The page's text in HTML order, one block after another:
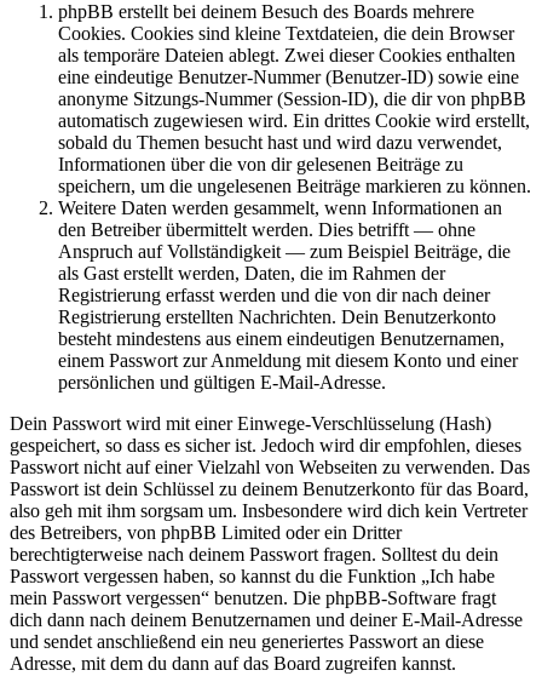
phpBB erstellt bei deinem Besuch des Boards mehrere
Cookies. Cookies sind kleine Textdateien, die dein Browser
als temporäre Dateien ablegt. Zwei dieser Cookies enthalten
eine eindeutige Benutzer-Nummer (Benutzer-ID) sowie eine
anonyme Sitzungs-Nummer (Session-ID), die dir von phpBB
automatisch zugewiesen wird. Ein drittes Cookie wird erstellt,
sobald du Themen besucht hast und wird dazu verwendet,
Informationen über die von dir gelesenen Beiträge zu
speichern, um die ungelesenen Beiträge markieren zu können.
Weitere Daten werden gesammelt, wenn Informationen an
den Betreiber übermittelt werden. Dies betrifft — ohne
Anspruch auf Vollständigkeit — zum Beispiel Beiträge, die
als Gast erstellt werden, Daten, die im Rahmen der
Registrierung erfasst werden und die von dir nach deiner
Registrierung erstellten Nachrichten. Dein Benutzerkonto
besteht mindestens aus einem eindeutigen Benutzernamen,
einem Passwort zur Anmeldung mit diesem Konto und einer
persönlichen und gültigen E-Mail-Adresse.
Dein Passwort wird mit einer Einwege-Verschlüsselung (Hash)
gespeichert, so dass es sicher ist. Jedoch wird dir empfohlen, dieses
Passwort nicht auf einer Vielzahl von Webseiten zu verwenden. Das
Passwort ist dein Schlüssel zu deinem Benutzerkonto für das Board,
also geh mit ihm sorgsam um. Insbesondere wird dich kein Vertreter
des Betreibers, von phpBB Limited oder ein Dritter
berechtigterweise nach deinem Passwort fragen. Solltest du dein
Passwort vergessen haben, so kannst du die Funktion „Ich habe
mein Passwort vergessen“ benutzen. Die phpBB-Software fragt
dich dann nach deinem Benutzernamen und deiner E-Mail-Adresse
und sendet anschließend ein neu generiertes Passwort an diese
Adresse, mit dem du dann auf das Board zugreifen kannst.